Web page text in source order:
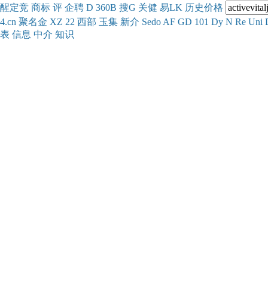
醒定竞 商标 评 企聘 D 360B 搜G 关健 易LK 历史价格
4.cn 聚名金 XZ 22 西部 玉集 新介 Sedo AF GD 101 Dy N Re Uni
表 信息 中介 知识